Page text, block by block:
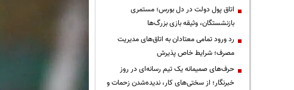
اتاق پول دولت در دل بورس؛ مستمری
بازنشستگان، وثیقه بازی بزرگ‌ها
رد ورود تمامی معتادان به اتاق‌های مدیریت
مصرف؛ شرایط خاص پذیرش
حرف‌های صمیمانه یک تیم رسانه‌ای در روز
خبرنگار؛ از سختی‌های کار، ندیده‌شدن زحمات و